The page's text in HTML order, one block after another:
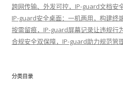
跨网传输、外发可控，IP-guard文档安
IP-guard安全桌面：一机两用，构建终
按需留痕，IP-guard屏幕记录让违规行
合规安全双保障，IP-guard助力规范管
分类目录